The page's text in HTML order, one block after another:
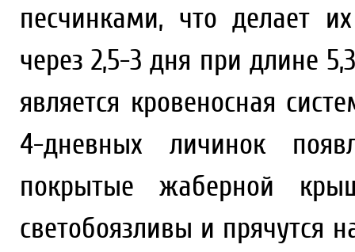
песчинками, что делает
через 2,5-3 дня при длине
является кровеносная
4-дневных личинок
покрытые жаберной
светобоязливы и прячутся